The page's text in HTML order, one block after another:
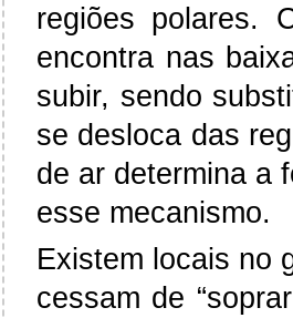
regiões polares.
encontra nas
subir, sendo
se desloca das
de ar determina a
esse mecanismo.
Existem locais no
cessam de